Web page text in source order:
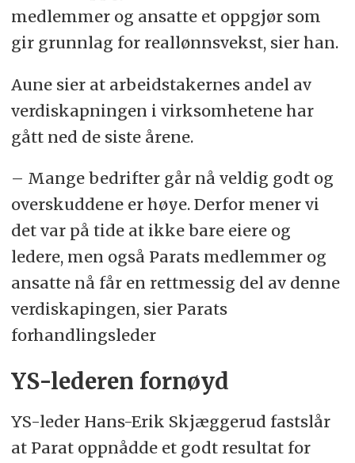
medlemmer og ansatte et oppgjør som
gir grunnlag for reallønnsvekst, sier han.
Aune sier at arbeidstakernes andel av
verdiskapningen i virksomhetene har
gått ned de siste årene.
– Mange bedrifter går nå veldig godt og
overskuddene er høye. Derfor mener vi
det var på tide at ikke bare eiere og
ledere, men også Parats medlemmer og
ansatte nå får en rettmessig del av denne
verdiskapingen, sier Parats
forhandlingsleder
YS-lederen fornøyd
YS-leder Hans-Erik Skjæggerud fastslår
at Parat oppnådde et godt resultat for